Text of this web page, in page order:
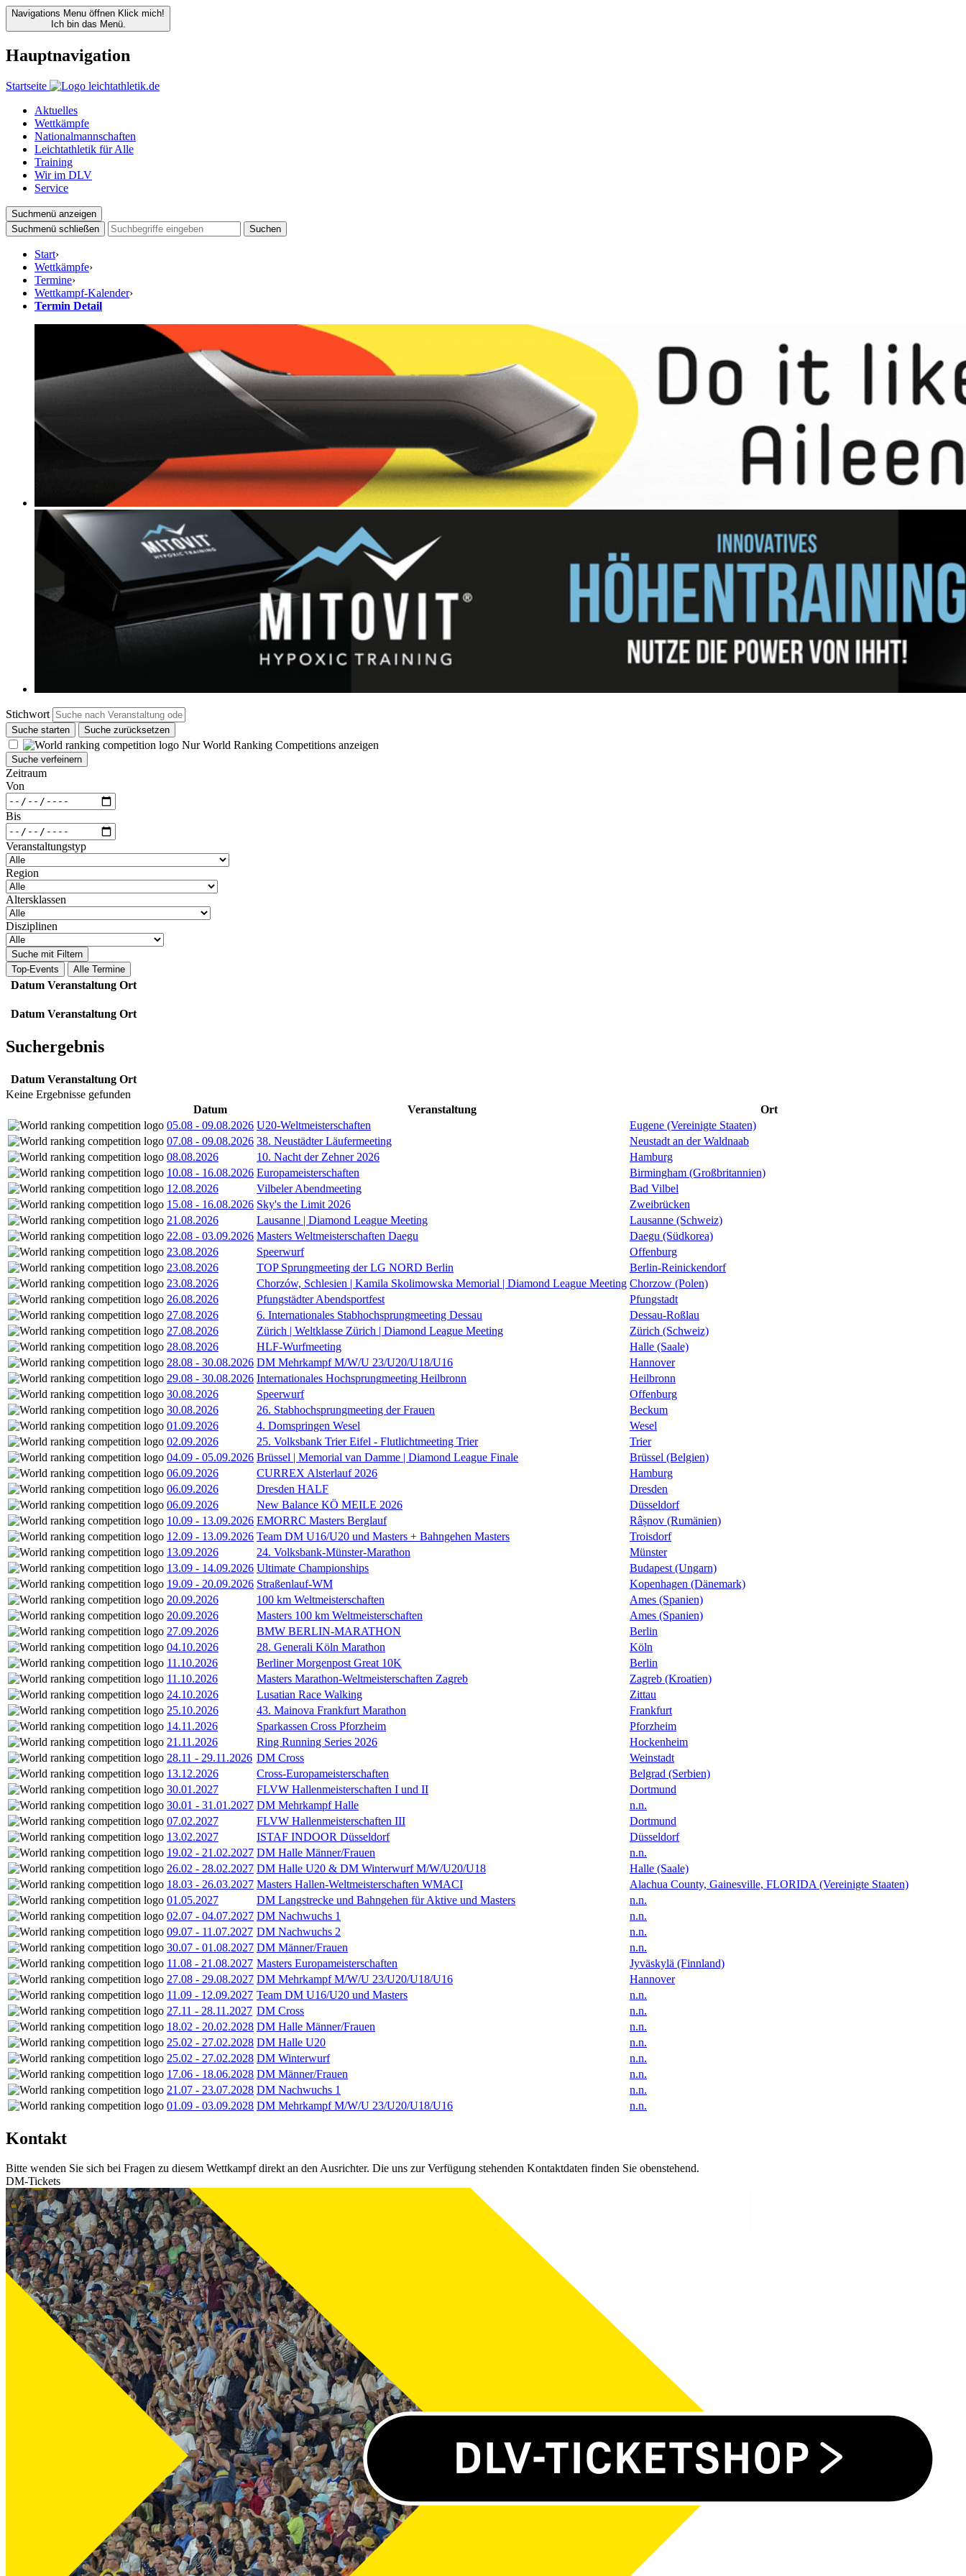
Navigations Menu öffnen Klick mich!
Ich bin das Menü.
Hauptnavigation
Startseite
Aktuelles
Wettkämpfe
Nationalmannschaften
Leichtathletik für Alle
Training
Wir im DLV
Service
Suchmenü anzeigen
Suchmenü schließen
Suchen
Start›
Wettkämpfe›
Termine›
Wettkampf-Kalender›
Termin Detail
Stichwort
Suche starten Suche zurücksetzen
Nur World Ranking Competitions anzeigen
Suche verfeinern
Zeitraum
Von
Bis
Veranstaltungstyp
Region
Altersklassen
Disziplinen
Suche mit Filtern
Top-Events
Alle Termine
Datum Veranstaltung Ort
Datum Veranstaltung Ort
Suchergebnis
Datum Veranstaltung Ort
Keine Ergebnisse gefunden
Datum
Veranstaltung
Ort
05.08 - 09.08.2026 U20-Weltmeisterschaften
Eugene (Vereinigte Staaten)
07.08 - 09.08.2026 38. Neustädter Läufermeeting
Neustadt an der Waldnaab
08.08.2026
10. Nacht der Zehner 2026
Hamburg
10.08 - 16.08.2026 Europameisterschaften
Birmingham (Großbritannien)
12.08.2026
Vilbeler Abendmeeting
Bad Vilbel
15.08 - 16.08.2026 Sky's the Limit 2026
Zweibrücken
21.08.2026
Lausanne | Diamond League Meeting
Lausanne (Schweiz)
22.08 - 03.09.2026 Masters Weltmeisterschaften Daegu
Daegu (Südkorea)
23.08.2026
Speerwurf
Offenburg
23.08.2026
TOP Sprungmeeting der LG NORD Berlin
Berlin-Reinickendorf
23.08.2026
Chorzów, Schlesien | Kamila Skolimowska Memorial | Diamond League Meeting Chorzow (Polen)
26.08.2026
Pfungstädter Abendsportfest
Pfungstadt
27.08.2026
6. Internationales Stabhochsprungmeeting Dessau
Dessau-Roßlau
27.08.2026
Zürich | Weltklasse Zürich | Diamond League Meeting
Zürich (Schweiz)
28.08.2026
HLF-Wurfmeeting
Halle (Saale)
28.08 - 30.08.2026 DM Mehrkampf M/W/U 23/U20/U18/U16
Hannover
29.08 - 30.08.2026 Internationales Hochsprungmeeting Heilbronn
Heilbronn
30.08.2026
Speerwurf
Offenburg
30.08.2026
26. Stabhochsprungmeeting der Frauen
Beckum
01.09.2026
4. Domspringen Wesel
Wesel
02.09.2026
25. Volksbank Trier Eifel - Flutlichtmeeting Trier
Trier
04.09 - 05.09.2026 Brüssel | Memorial van Damme | Diamond League Finale
Brüssel (Belgien)
06.09.2026
CURREX Alsterlauf 2026
Hamburg
06.09.2026
Dresden HALF
Dresden
06.09.2026
New Balance KÖ MEILE 2026
Düsseldorf
10.09 - 13.09.2026 EMORRC Masters Berglauf
Râșnov (Rumänien)
12.09 - 13.09.2026 Team DM U16/U20 und Masters + Bahngehen Masters
Troisdorf
13.09.2026
24. Volksbank-Münster-Marathon
Münster
13.09 - 14.09.2026 Ultimate Championships
Budapest (Ungarn)
19.09 - 20.09.2026 Straßenlauf-WM
Kopenhagen (Dänemark)
20.09.2026
100 km Weltmeisterschaften
Ames (Spanien)
20.09.2026
Masters 100 km Weltmeisterschaften
Ames (Spanien)
27.09.2026
BMW BERLIN-MARATHON
Berlin
04.10.2026
28. Generali Köln Marathon
Köln
11.10.2026
Berliner Morgenpost Great 10K
Berlin
11.10.2026
Masters Marathon-Weltmeisterschaften Zagreb
Zagreb (Kroatien)
24.10.2026
Lusatian Race Walking
Zittau
25.10.2026
43. Mainova Frankfurt Marathon
Frankfurt
14.11.2026
Sparkassen Cross Pforzheim
Pforzheim
21.11.2026
Ring Running Series 2026
Hockenheim
28.11 - 29.11.2026 DM Cross
Weinstadt
13.12.2026
Cross-Europameisterschaften
Belgrad (Serbien)
30.01.2027
FLVW Hallenmeisterschaften I und II
Dortmund
30.01 - 31.01.2027 DM Mehrkampf Halle
n.n.
07.02.2027
FLVW Hallenmeisterschaften III
Dortmund
13.02.2027
ISTAF INDOOR Düsseldorf
Düsseldorf
19.02 - 21.02.2027 DM Halle Männer/Frauen
n.n.
26.02 - 28.02.2027 DM Halle U20 & DM Winterwurf M/W/U20/U18
Halle (Saale)
18.03 - 26.03.2027 Masters Hallen-Weltmeisterschaften WMACI
Alachua County, Gainesville, FLORIDA (Vereinigte Staaten)
01.05.2027
DM Langstrecke und Bahngehen für Aktive und Masters
n.n.
02.07 - 04.07.2027 DM Nachwuchs 1
n.n.
09.07 - 11.07.2027 DM Nachwuchs 2
n.n.
30.07 - 01.08.2027 DM Männer/Frauen
n.n.
11.08 - 21.08.2027 Masters Europameisterschaften
Jyväskylä (Finnland)
27.08 - 29.08.2027 DM Mehrkampf M/W/U 23/U20/U18/U16
Hannover
11.09 - 12.09.2027 Team DM U16/U20 und Masters
n.n.
27.11 - 28.11.2027 DM Cross
n.n.
18.02 - 20.02.2028 DM Halle Männer/Frauen
n.n.
25.02 - 27.02.2028 DM Halle U20
n.n.
25.02 - 27.02.2028 DM Winterwurf
n.n.
17.06 - 18.06.2028 DM Männer/Frauen
n.n.
21.07 - 23.07.2028 DM Nachwuchs 1
n.n.
01.09 - 03.09.2028 DM Mehrkampf M/W/U 23/U20/U18/U16 n.n.
Kontakt
Bitte wenden Sie sich bei Fragen zu diesem Wettkampf direkt an den Ausrichter. Die uns zur Verfügung stehenden Kontaktdaten finden Sie obenstehend.
DM-Tickets